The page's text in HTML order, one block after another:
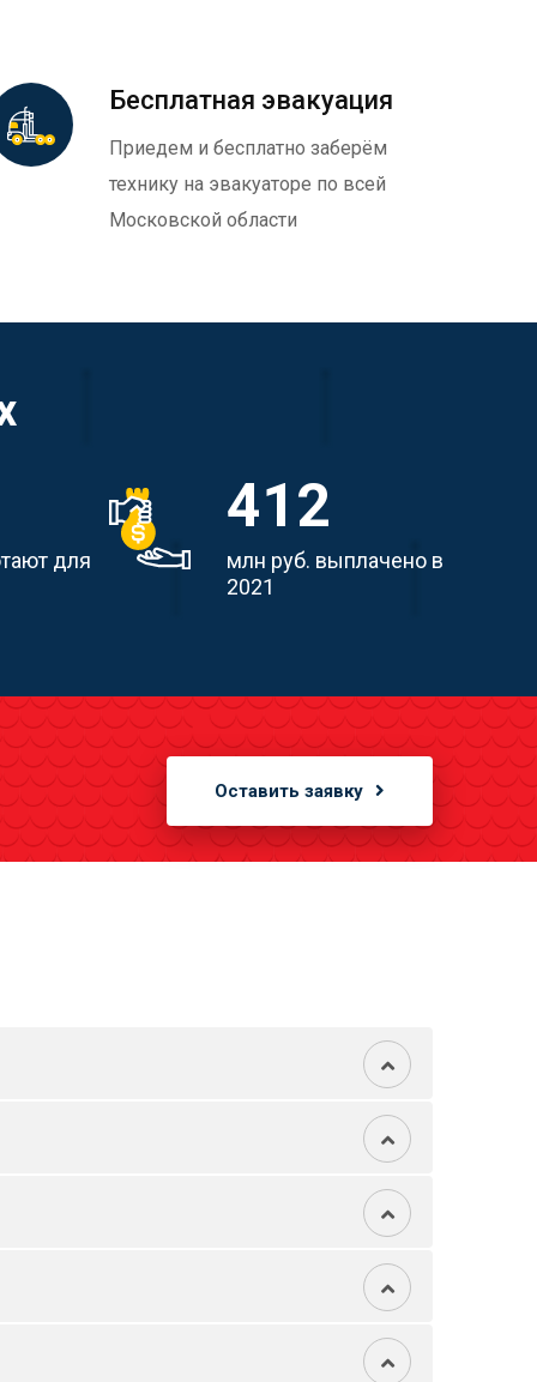
Бесплатная эвакуация
Приедем и бесплатно заберём
технику на эвакуаторе по всей
Московской области
для
412
млн руб. выплачено в
2021
Оставить заявку